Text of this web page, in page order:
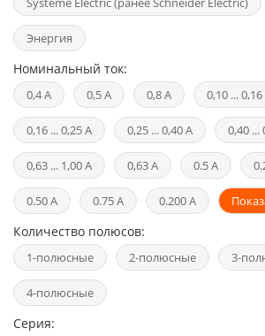
Энергия
Номинальный ток:
0,4 А 0,5 А 0,8 А 0,10 ...
0,16 ... 0,25 А 0,25 ... 0,40 А 0,40 ...
0,63 ... 1,00 А 0,63 А 0.5 А
0.50 А 0.75 А 0.200 А
Количество полюсов:
1-полюсные 2-полюсные 3-
4-полюсные
Серия: